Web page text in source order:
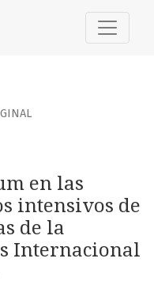
de cuidados
en las
intensivos de
de la
Internacional